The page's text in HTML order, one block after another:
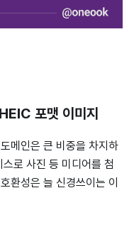
포맷 이미지
메인은 큰 비중을 차지하
로 사진 등 미디어를 첨
환성은 늘 신경쓰이는 이